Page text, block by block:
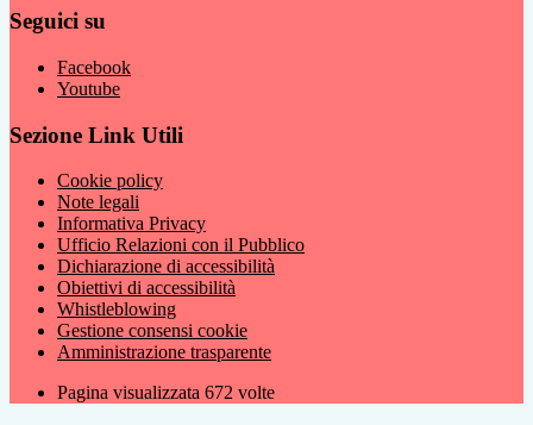
Seguici su
Facebook
Youtube
Sezione Link Utili
Cookie policy
Note legali
Informativa Privacy
Ufficio Relazioni con il Pubblico
Dichiarazione di accessibilità
Obiettivi di accessibilità
Whistleblowing
Gestione consensi cookie
Amministrazione trasparente
Pagina visualizzata 672 volte